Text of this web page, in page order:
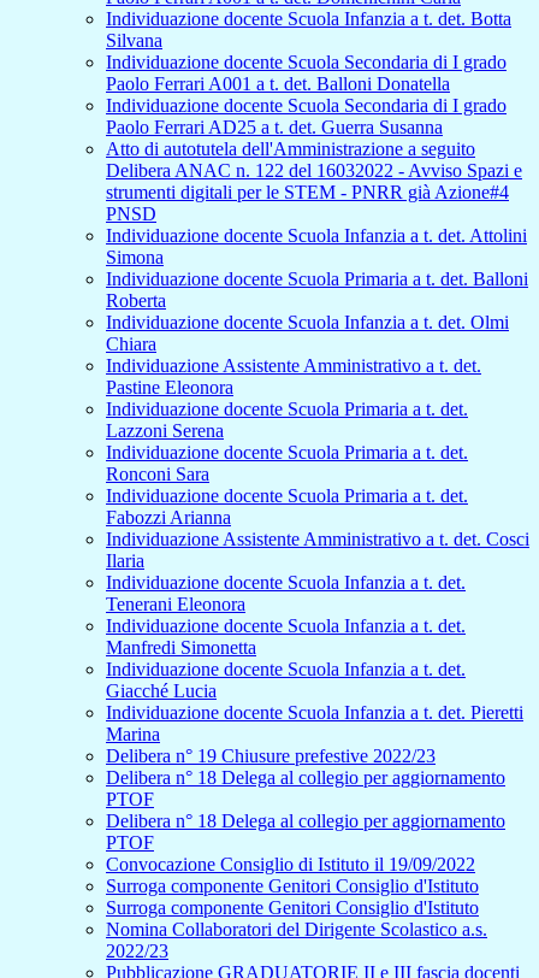
Individuazione docente Scuola Infanzia a t. det. Botta
Silvana
Individuazione docente Scuola Secondaria di I grado
Paolo Ferrari A001 a t. det. Balloni Donatella
Individuazione docente Scuola Secondaria di I grado
Paolo Ferrari AD25 a t. det. Guerra Susanna
Atto di autotutela dell'Amministrazione a seguito
Delibera ANAC n. 122 del 16032022 - Avviso Spazi e
strumenti digitali per le STEM - PNRR già Azione#4
PNSD
Individuazione docente Scuola Infanzia a t. det. Attolini
Simona
Individuazione docente Scuola Primaria a t. det. Balloni
Roberta
Individuazione docente Scuola Infanzia a t. det. Olmi
Chiara
Individuazione Assistente Amministrativo a t. det.
Pastine Eleonora
Individuazione docente Scuola Primaria a t. det.
Lazzoni Serena
Individuazione docente Scuola Primaria a t. det.
Ronconi Sara
Individuazione docente Scuola Primaria a t. det.
Fabozzi Arianna
Individuazione Assistente Amministrativo a t. det. Cosci
Ilaria
Individuazione docente Scuola Infanzia a t. det.
Tenerani Eleonora
Individuazione docente Scuola Infanzia a t. det.
Manfredi Simonetta
Individuazione docente Scuola Infanzia a t. det.
Giacché Lucia
Individuazione docente Scuola Infanzia a t. det. Pieretti
Marina
Delibera n° 19 Chiusure prefestive 2022/23
Delibera n° 18 Delega al collegio per aggiornamento
PTOF
Delibera n° 18 Delega al collegio per aggiornamento
PTOF
Convocazione Consiglio di Istituto il 19/09/2022
Surroga componente Genitori Consiglio d'Istituto
Surroga componente Genitori Consiglio d'Istituto
Nomina Collaboratori del Dirigente Scolastico a.s.
2022/23
Pubblicazione GRADUATORIE II e III fascia docenti